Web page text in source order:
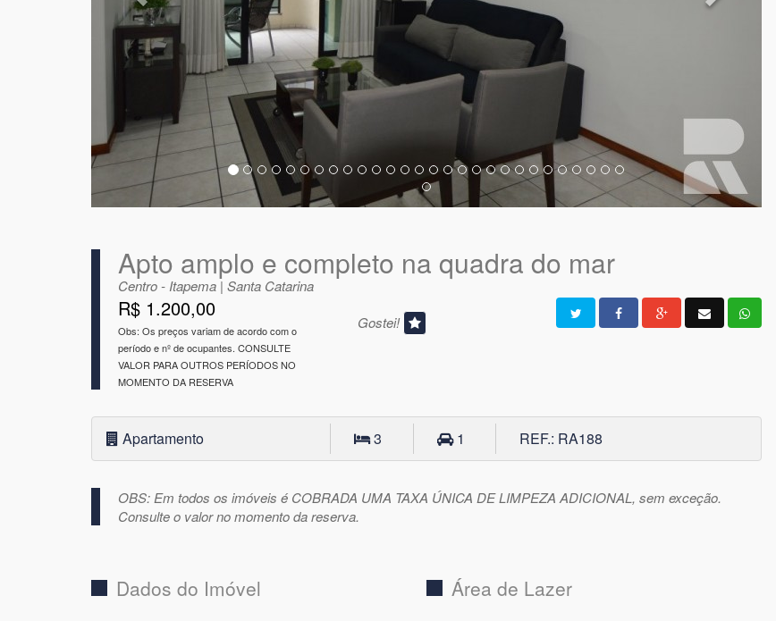
Apto amplo e completo na quadra do mar
Centro - Itapema | Santa Catarina
R$ 1.200,00
Obs: Os preços variam de acordo com o
período e nº de ocupantes. CONSULTE
VALOR PARA OUTROS PERÍODOS NO
MOMENTO DA RESERVA
Gostei!
Apartamento 3 1 REF.: RA188
OBS: Em todos os imóveis é COBRADA UMA TAXA ÚNICA DE LIMPEZA ADICIONAL, sem exceção.
Consulte o valor no momento da reserva.
Dados do Imóvel Área de Lazer